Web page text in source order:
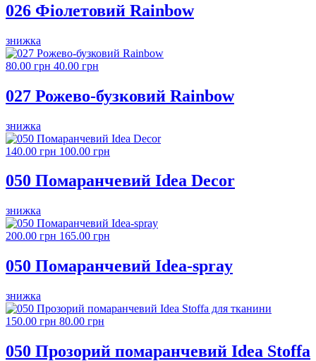
026 Фіолетовий Rainbow
знижка
80.00 грн 40.00 грн
027 Рожево-бузковий Rainbow
знижка
140.00 грн 100.00 грн
050 Помаранчевий Idea Decor
знижка
200.00 грн 165.00 грн
050 Помаранчевий Idea-spray
знижка
150.00 грн 80.00 грн
050 Прозорий помаранчевий Idea Stoffa